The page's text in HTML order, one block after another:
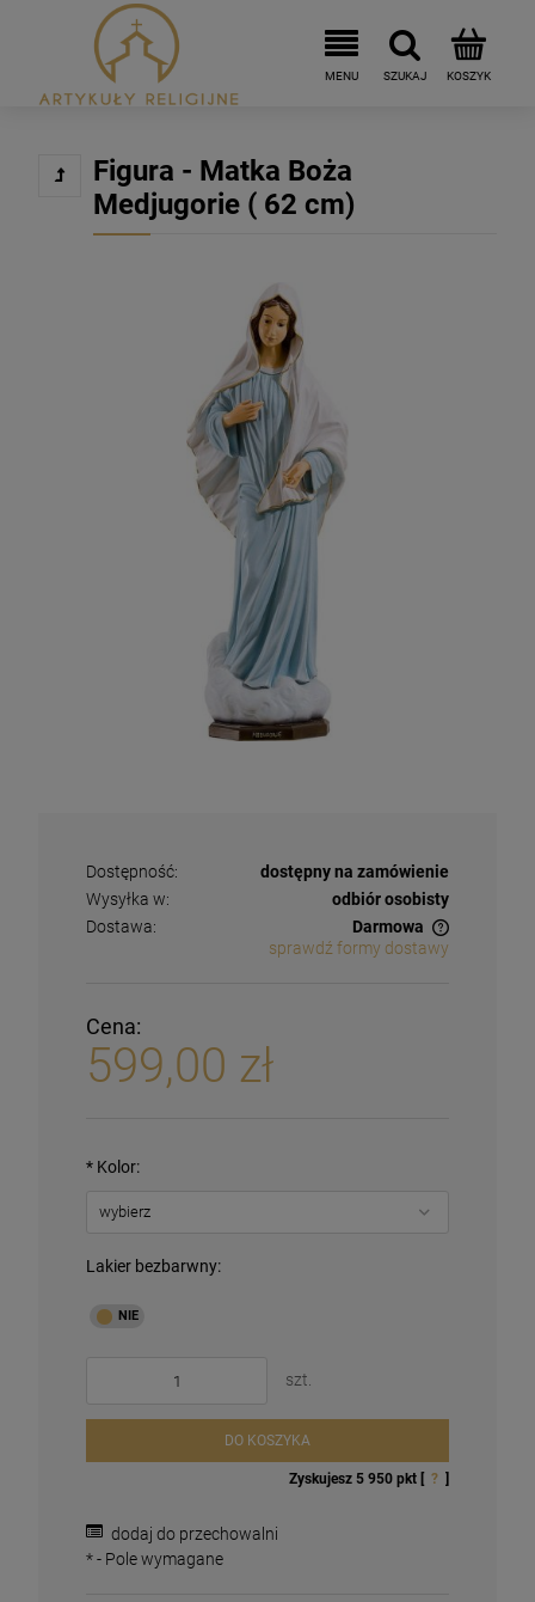
Figura - Matka Boża
Medjugorie ( 62 cm)
Dostępność:
dostępny na zamówienie
Wysyłka w:
odbiór osobisty
Dostawa:
Darmowa
sprawdź formy dostawy
Cena:
599,00 zł
* Kolor:
Lakier bezbarwny:
szt.
DO KOSZYKA
Zyskujesz 5 950 pkt [ ? ]
dodaj do przechowalni
*- Pole wymagane